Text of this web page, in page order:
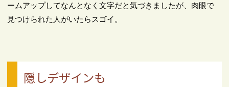
ームアップしてなんとなく文字だと気づきましたが、肉眼で
見つけられた人がいたらスゴイ。
隠しデザインも